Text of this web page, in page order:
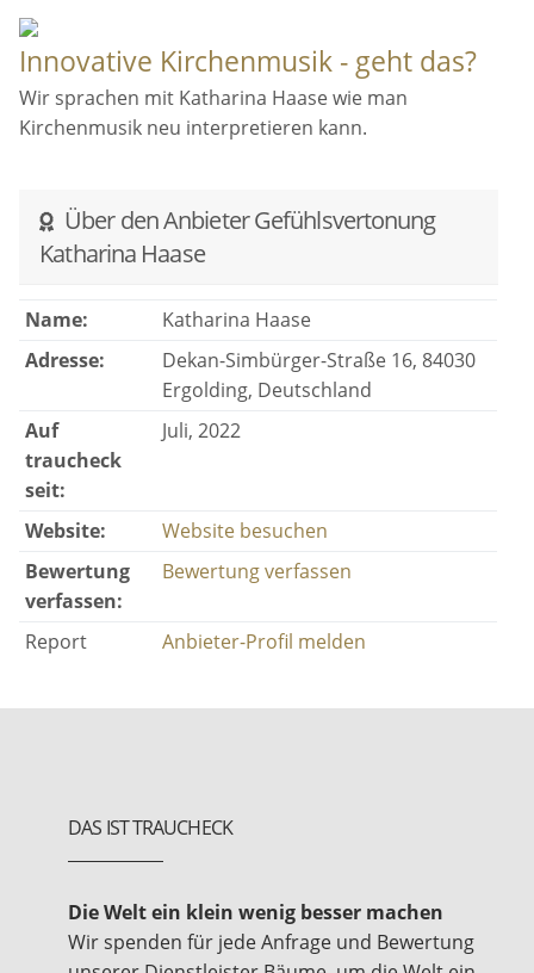
Innovative Kirchenmusik - geht das?
Wir sprachen mit Katharina Haase wie man
Kirchenmusik neu interpretieren kann.
Über den Anbieter Gefühlsvertonung
Katharina Haase
Name:
Katharina Haase
Adresse:
Dekan-Simbürger-Straße 16, 84030
Ergolding, Deutschland
Auf
traucheck
seit:
Juli, 2022
Website:
Website besuchen
Bewertung
verfassen:
Bewertung verfassen
Report Anbieter-Profil melden
DAS IST TRAUCHECK
Die Welt ein klein wenig besser machen
Wir spenden für jede Anfrage und Bewertung